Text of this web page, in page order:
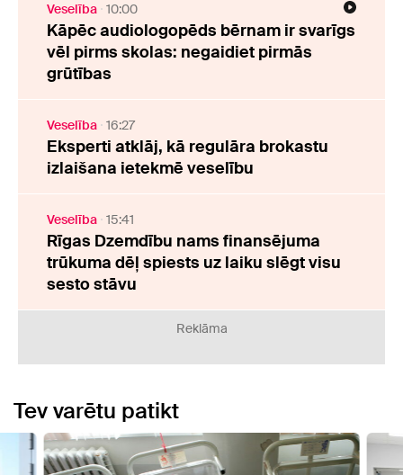
Veselība 10:00
Kāpēc audiologopēds bērnam ir svarīgs
vēl pirms skolas: negaidiet pirmās
grūtības
Veselība 16:27
Eksperti atklāj, kā regulāra brokastu
izlaišana ietekmē veselību
Veselība 15:41
Rīgas Dzemdību nams finansējuma
trūkuma dēļ spiests uz laiku slēgt visu
sesto stāvu
Reklāma
Tev varētu patikt